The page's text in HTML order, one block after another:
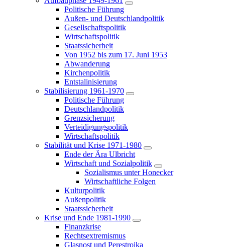
Politische Führung
Außen- und Deutschlandpolitik
Gesellschaftspolitik
Wirtschaftspolitik
Staatssicherheit
Von 1952 bis zum 17. Juni 1953
Abwanderung
Kirchenpolitik
Entstalinisierung
Stabilisierung 1961-1970
Politische Führung
Deutschlandpolitik
Grenzsicherung
Verteidigungspolitik
Wirtschaftspolitik
Stabilität und Krise 1971-1980
Ende der Ära Ulbricht
Wirtschaft und Sozialpolitik
Sozialismus unter Honecker
Wirtschaftliche Folgen
Kulturpolitik
Außenpolitik
Staatssicherheit
Krise und Ende 1981-1990
Finanzkrise
Rechtsextremismus
Glasnost und Perestroika